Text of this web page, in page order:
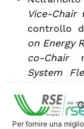
Per fornire una
Vice-Chair
controllo
on Energy
co-Chair
System
attivi nel
energetico.